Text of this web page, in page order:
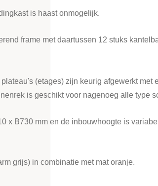
is haast onmogelijk.
frame met daartussen 12 stuks
(etages) zijn keurig afgewerkt
is geschikt voor nagenoeg alle type
x B730 mm en de inbouwhoogte is
grijs) in combinatie met mat oranje.